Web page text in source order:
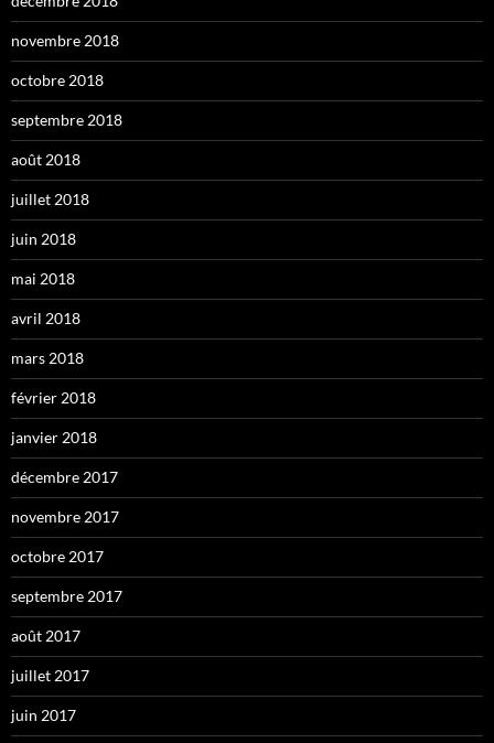
novembre 2018
octobre 2018
septembre 2018
août 2018
juillet 2018
juin 2018
mai 2018
avril 2018
mars 2018
février 2018
janvier 2018
décembre 2017
novembre 2017
octobre 2017
septembre 2017
août 2017
juillet 2017
juin 2017